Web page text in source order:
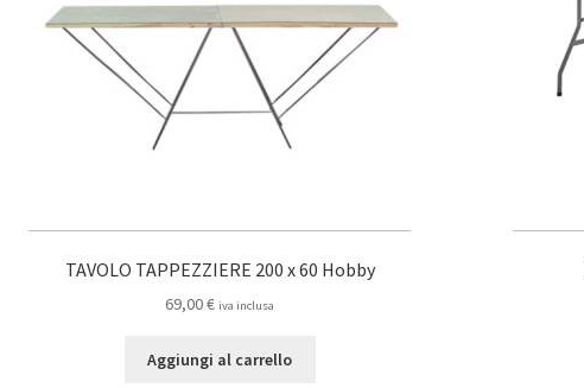
TAVOLO TAPPEZZIERE 200 x 60 Hobby
69,00€ iva inclusa
Aggiungi al carrello